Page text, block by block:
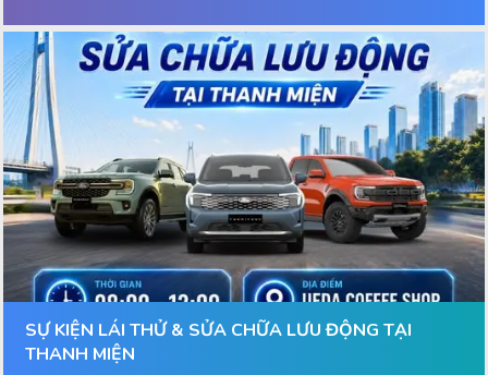
SỰ KIỆN LÁI THỬ & SỬA CHỮA LƯU ĐỘNG TẠI
THANH MIỆN